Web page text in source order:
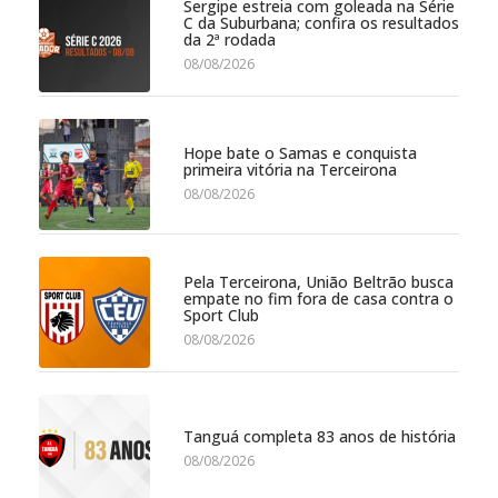
Sergipe estreia com goleada na Série
C da Suburbana; confira os resultados
da 2ª rodada
08/08/2026
Hope bate o Samas e conquista
primeira vitória na Terceirona
08/08/2026
Pela Terceirona, União Beltrão busca
empate no fim fora de casa contra o
Sport Club
08/08/2026
Tanguá completa 83 anos de história
08/08/2026